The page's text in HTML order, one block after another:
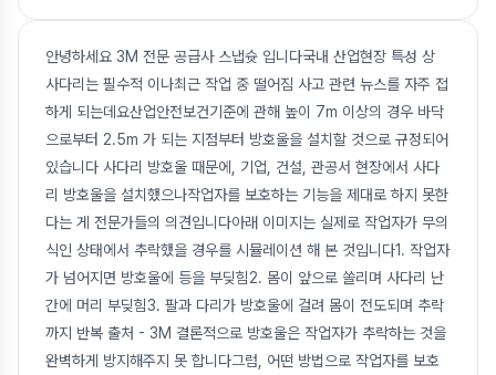
안녕하세요 3M 전문 공급사 스냅슛 입니다국내 산업현장 특성 상
사다리는 필수적 이나최근 작업 중 떨어짐 사고 관련 뉴스를 자주 접
하게 되는데요산업안전보건기준에 관해 높이 7m 이상의 경우 바닥
으로부터 2.5m 가 되는 지점부터 방호울을 설치할 것으로 규정되어
있습니다 사다리 방호울 때문에, 기업, 건설, 관공서 현장에서 사다
리 방호울을 설치했으나작업자를 보호하는 기능을 제대로 하지 못한
다는 게 전문가들의 의견입니다아래 이미지는 실제로 작업자가 무의
식인 상태에서 추락했을 경우를 시뮬레이션 해 본 것입니다1. 작업자
가 넘어지면 방호울에 등을 부딪힘2. 몸이 앞으로 쏠리며 사다리 난
간에 머리 부딪힘3. 팔과 다리가 방호울에 걸려 몸이 전도되며 추락
까지 반복 출처 - 3M 결론적으로 방호울은 작업자가 추락하는 것을
완벽하게 방지해주지 못 합니다그럼, 어떤 방법으로 작업자를 보호